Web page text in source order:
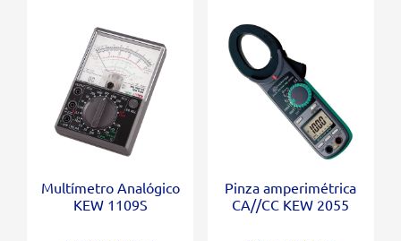
Multímetro Analógico
KEW 1109S
Pinza amperimétrica
CA//CC KEW 2055